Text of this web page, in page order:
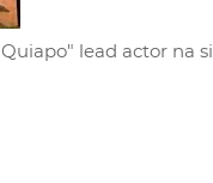
lead actor na si